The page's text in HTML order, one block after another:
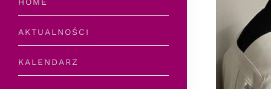
HOME
AKTUALNOŚCI
KALENDARZ